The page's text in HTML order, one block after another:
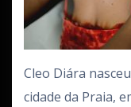
Cleo Diára
cidade da Praia,